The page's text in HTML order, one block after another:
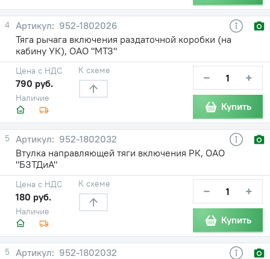
4
952-1802026
Тяга рычага включения раздаточной коробки (на
кабину УК), ОАО "МТЗ"
Наличие
Цена с НДС
790 руб.
К схеме − +
Купить
5
952-1802032
Втулка направляющей тяги включения РК, ОАО
"БЗТДиА"
Наличие
Цена с НДС
180 руб.
К схеме − +
Купить
5
952-1802032